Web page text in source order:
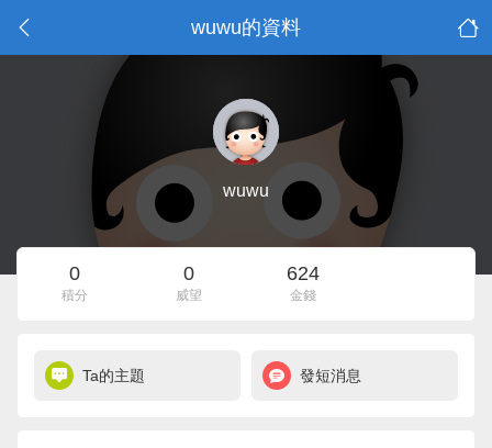
wuwu的資料
wuwu
0
積分
0
威望
624
金錢
Ta的主題 發短消息